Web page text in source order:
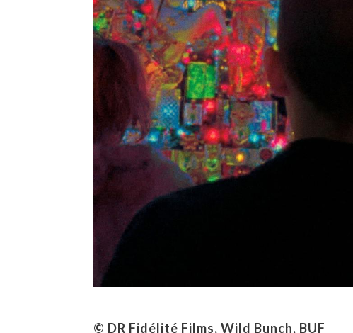
© DR Fidélité Films, Wild Bunch, BUF